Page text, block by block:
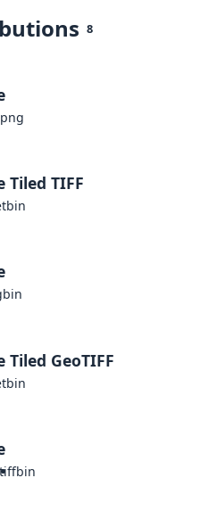
8
png
Tiled TIFF
bin
bin
Tiled GeoTIFF
bin
bin